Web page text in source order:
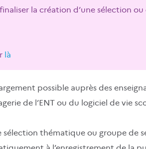
la création d’une sélection
là
possible auprès des
de l’ENT ou du logiciel de vie
thématique ou groupe de